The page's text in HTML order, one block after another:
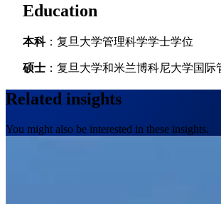
Education
本科：复旦大学管理科学学士学位
硕士 ：复旦大学和米兰博科尼大学国际
Related insights
You might also be interested in these insights.